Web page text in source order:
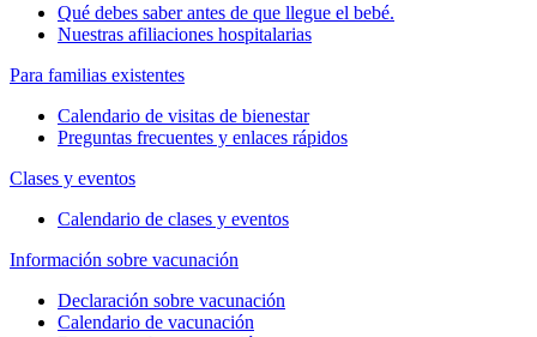
Qué debes saber antes de que llegue el bebé.
Nuestras afiliaciones hospitalarias
Para familias existentes
Calendario de visitas de bienestar
Preguntas frecuentes y enlaces rápidos
Clases y eventos
Calendario de clases y eventos
Información sobre vacunación
Declaración sobre vacunación
Calendario de vacunación